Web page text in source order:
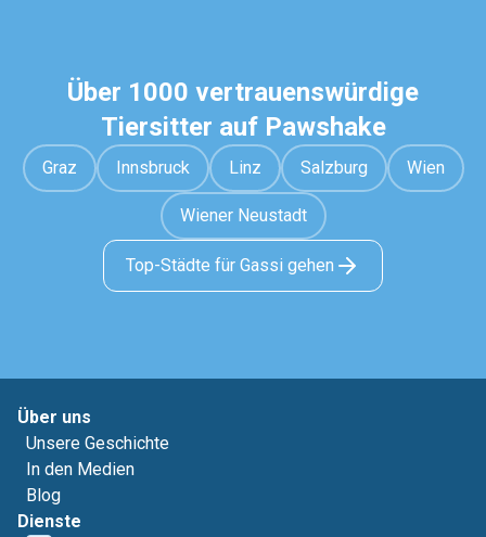
Über 1000 vertrauenswürdige
Tiersitter auf Pawshake
Graz Innsbruck Linz Salzburg Wien
Wiener Neustadt
Top-Städte für Gassi gehen
Über uns
Unsere Geschichte
In den Medien
Blog
Dienste